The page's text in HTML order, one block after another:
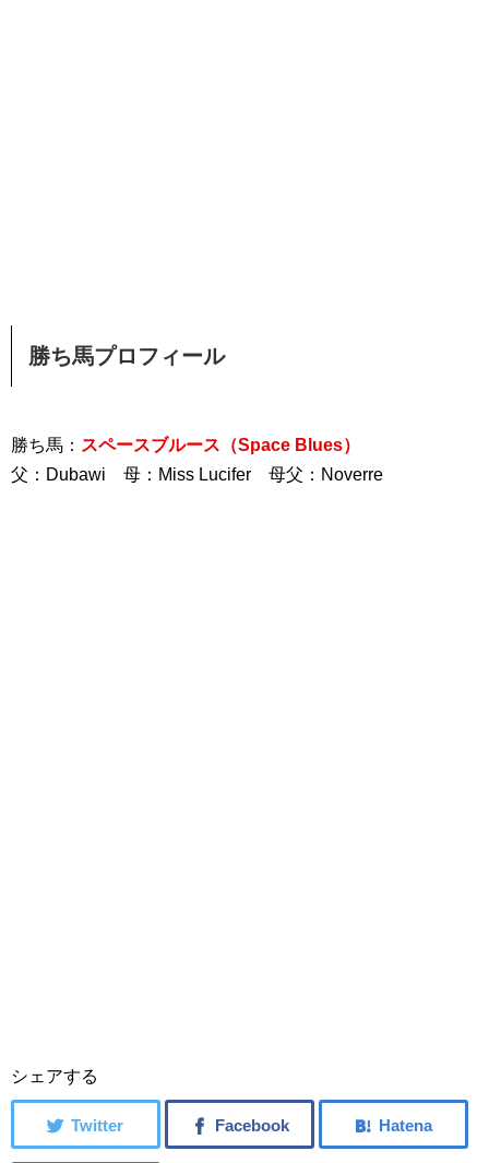
勝ち馬プロフィール
勝ち馬： スペースブルース（Space Blues）
父：Dubawi 母：Miss Lucifer 母父：Noverre
シェアする